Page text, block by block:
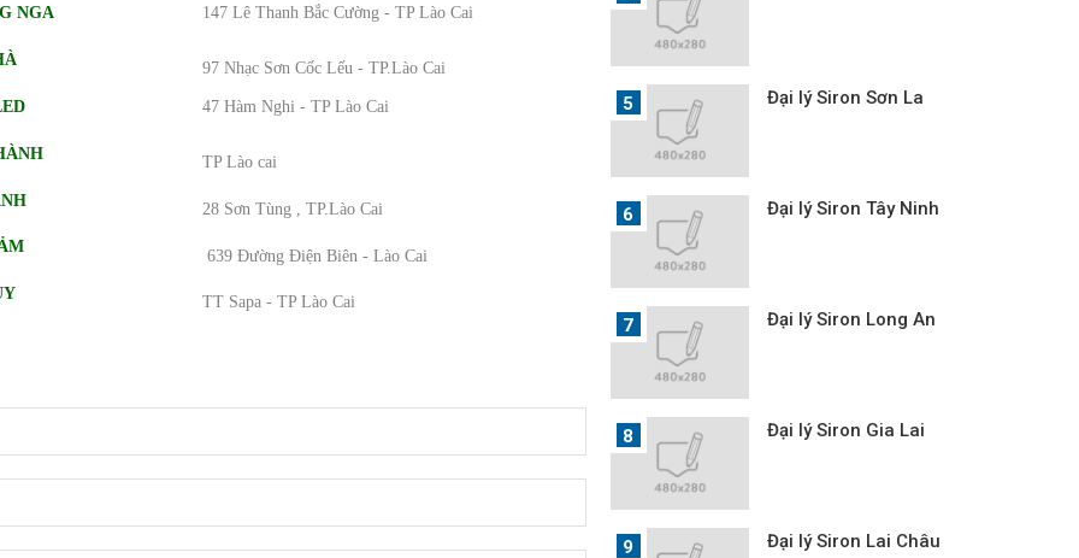
NGA 147 Lê Thanh Bắc Cường - TP Lào Cai
97 Nhạc Sơn Cốc Lếu - TP.Lào Cai
47 Hàm Nghi - TP Lào Cai
TP Lào cai
28 Sơn Tùng , TP.Lào Cai
639 Đường Điện Biên - Lào Cai
TT Sapa - TP Lào Cai
Đại lý Siron Sơn La
Đại lý Siron Tây Ninh
Đại lý Siron Long An
Đại lý Siron Gia Lai
Đại lý Siron Lai Châu